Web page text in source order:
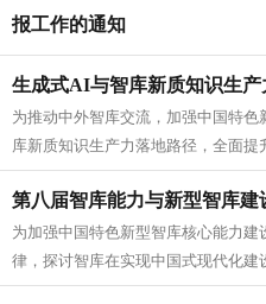
报工作的通知
生成式AI与智库新质知识生产
为推动中外智库交流，加强中国特
库新质知识生产力落地路径，全面
用的效能，北京大用国际文化发展机
第八届智库能力与新型智库建
为加强中国特色新型智库核心能力
律，探讨智库在实现中国式现代化
智库高质量发展，中国科学院文献情